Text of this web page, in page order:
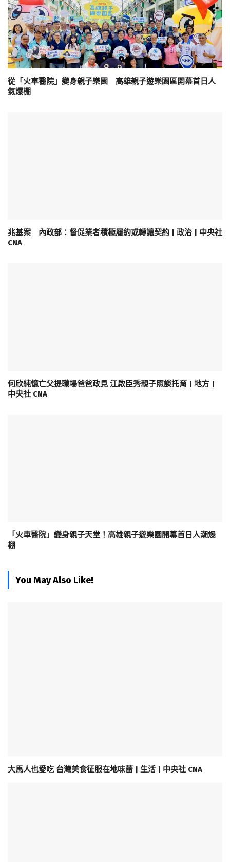
從「火車醫院」變身親子樂園 高雄親子遊樂園區開幕首日人
氣爆棚
兆基案 內政部：督促業者積極履約或轉讓契約 | 政治 | 中央社
CNA
何欣純憶亡父提職場爸爸政見 江啟臣秀親子照談托育 | 地方 |
中央社 CNA
「火車醫院」變身親子天堂！高雄親子遊樂園開幕首日人潮爆
棚
You May Also Like!
大馬人也愛吃 台灣美食征服在地味蕾 | 生活 | 中央社 CNA